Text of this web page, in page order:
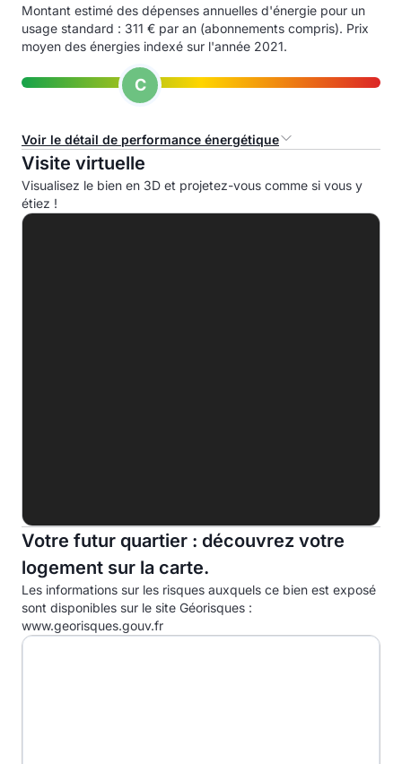
Montant estimé des dépenses annuelles d'énergie pour un
usage standard : 311 € par an (abonnements compris). Prix
moyen des énergies indexé sur l'année 2021.
C
Voir le détail de performance énergétique
Consommation d'énergie primaire (CEP)
A
C
13.0kg eqCO2/m².an
D
E
F
Visite virtuelle
Visualisez le bien en 3D et projetez-vous comme si vous y
étiez !
Votre futur quartier : découvrez votre
logement sur la carte.
Les informations sur les risques auxquels ce bien est exposé
sont disponibles sur le site Géorisques :
www.georisques.gouv.fr